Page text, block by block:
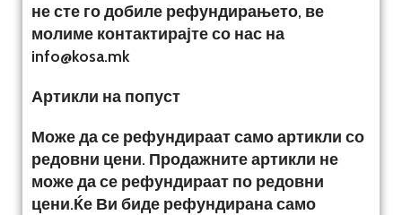
не сте го добиле рефундирањето, ве
молиме контактирајте со нас на
info@kosa.mk
Артикли на попуст
Може да се рефундираат само артикли со
редовни цени. Продажните артикли не
може да се рефундираат по редовни
цени.Ќе Ви биде рефундирана само